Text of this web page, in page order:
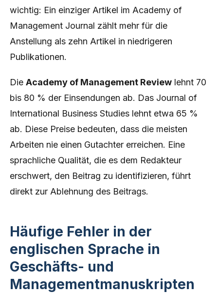
wichtig: Ein einziger Artikel im Academy of
Management Journal zählt mehr für die
Anstellung als zehn Artikel in niedrigeren
Publikationen.
Die Academy of Management Review lehnt 70
bis 80 % der Einsendungen ab. Das Journal of
International Business Studies lehnt etwa 65 %
ab. Diese Preise bedeuten, dass die meisten
Arbeiten nie einen Gutachter erreichen. Eine
sprachliche Qualität, die es dem Redakteur
erschwert, den Beitrag zu identifizieren, führt
direkt zur Ablehnung des Beitrags.
Häufige Fehler in der
englischen Sprache in
Geschäfts- und
Managementmanuskripten